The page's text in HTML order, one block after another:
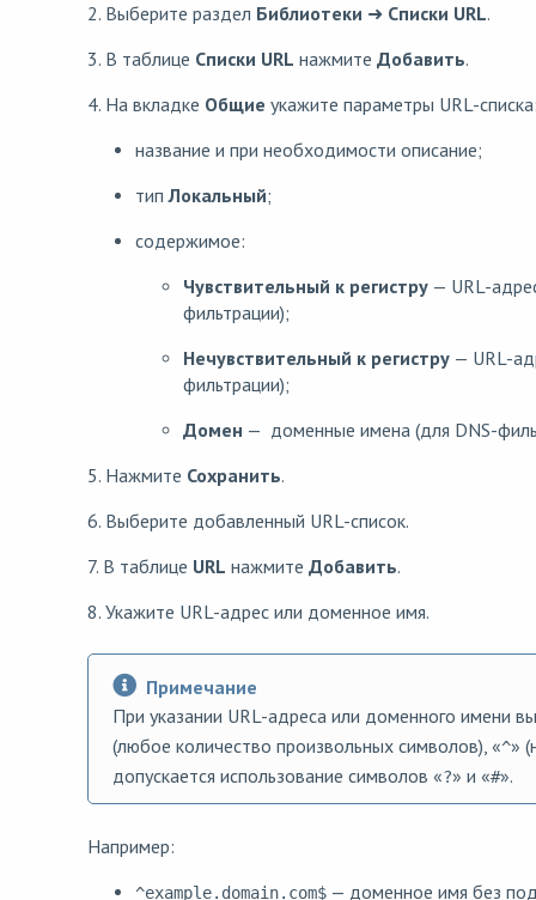
2. Выберите раздел Библиотеки ➜ Списки URL.
3. В таблице Списки URL нажмите Добавить.
4. На вкладке Общие укажите параметры URL-
название и при необходимости описание;
типЛокальный;
содержимое:
Чувствительный к регистру — URL-
фильтрации);
Нечувствительный к регистру — URL-
фильтрации);
Домен — доменные имена (для DNS-
5. Нажмите Сохранить.
6. Выберите добавленный URL-список.
7. В таблице URL нажмите Добавить.
8. Укажите URL-адрес или доменное имя.
Примечание
При указании URL-адреса или доменного имени
(любое количество произвольных символов), «^»
допускается использование символов «?» и «#».
Например:
^example.domain.com$ — доменное имя без